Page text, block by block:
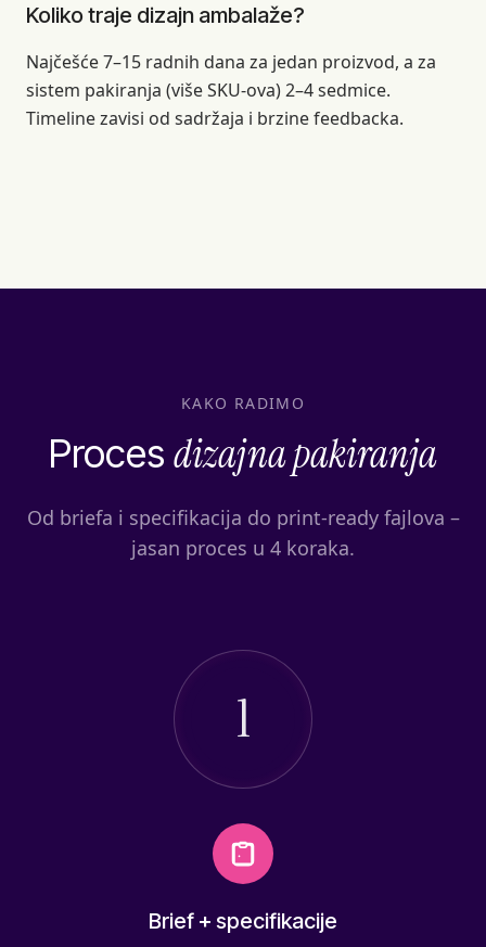
Koliko traje dizajn ambalaže?
Najčešće 7–15 radnih dana za jedan proizvod, a za
sistem pakiranja (više SKU-ova) 2–4 sedmice.
Timeline zavisi od sadržaja i brzine feedbacka.
KAKO RADIMO
Proces dizajna pakiranja
Od briefa i specifikacija do print-ready fajlova –
jasan proces u 4 koraka.
1
Brief + specifikacije